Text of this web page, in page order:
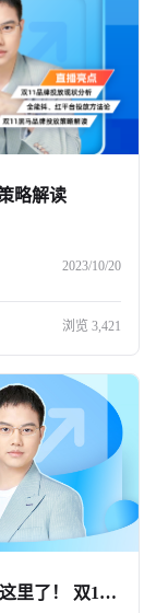
略解读
2023/10/20
浏览 3,421
绝密考前押题！双11增长的秘密，都在这里了！ 双11只能眼睁睁看着别人爆单？💔